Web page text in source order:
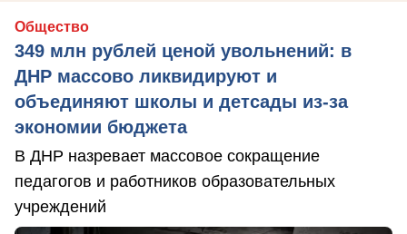
Общество
349 млн рублей ценой увольнений: в
ДНР массово ликвидируют и
объединяют школы и детсады из-за
экономии бюджета
В ДНР назревает массовое сокращение
педагогов и работников образовательных
учреждений